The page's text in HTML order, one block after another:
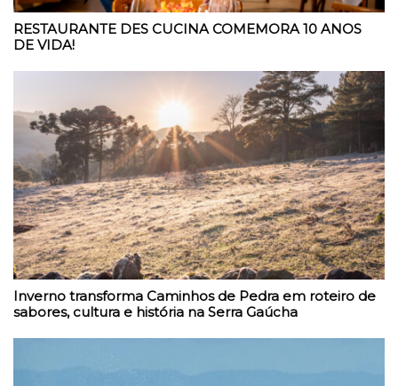
RESTAURANTE DES CUCINA COMEMORA 10 ANOS
DE VIDA!
Inverno transforma Caminhos de Pedra em roteiro de
sabores, cultura e história na Serra Gaúcha